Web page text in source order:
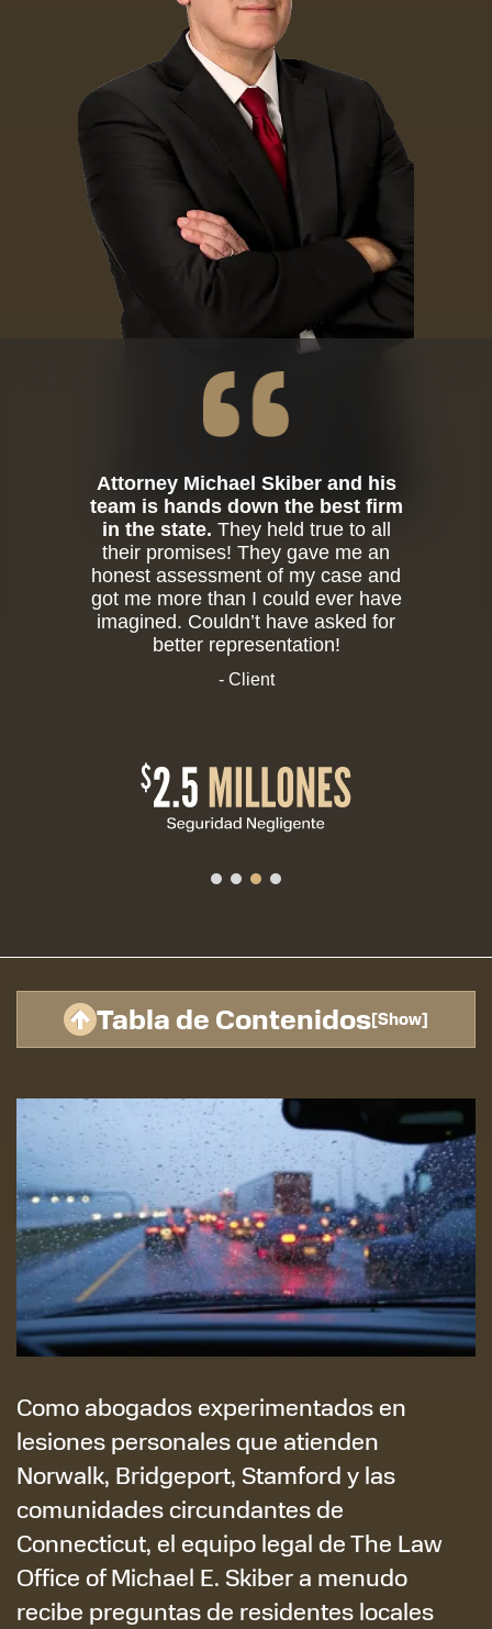
Attorney Michael Skiber and his
team is hands down the best firm
in the state. They held true to all
their promises! They gave me an
honest assessment of my case and
got me more than I could ever have
imagined. Couldn’t have asked for
better representation!
- Client
Tabla de Contenidos[Show]
Como abogados experimentados en
lesiones personales que atienden
Norwalk, Bridgeport, Stamford y las
comunidades circundantes de
Connecticut, el equipo legal de The Law
Office of Michael E. Skiber a menudo
recibe preguntas de residentes locales